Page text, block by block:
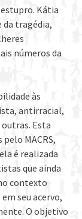
Kátia
da tragédia,
números da
às
antirracial,
Esta
MACRS,
é realizada
que ainda
contexto
seu acervo,
O objetivo